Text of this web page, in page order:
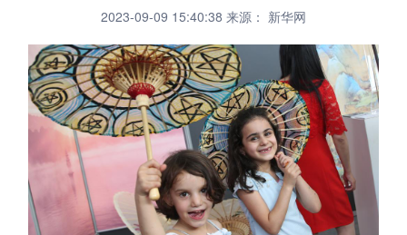
财经 网评
台湾 思客智库 全球连线 教育
科技 科创 量子 体育
文化 书画 健康 军事
访谈 视频 图片 政务
中央文件 金融 汽车
2023-09-09 15:40:38 来源： 新华网